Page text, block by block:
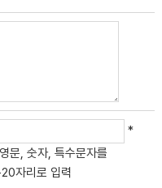
*
문, 숫자, 특수문자를
자리로 입력